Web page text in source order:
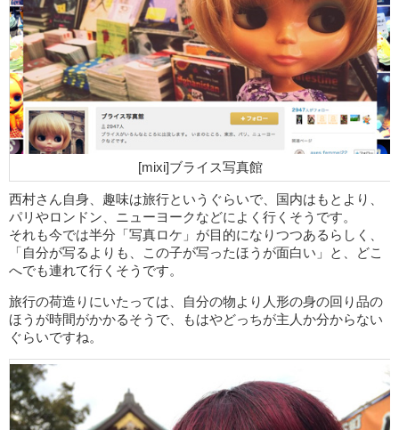
[mixi]ブライス写真館
西村さん自身、趣味は旅行というぐらいで、国内はもとより、
パリやロンドン、ニューヨークなどによく行くそうです。
それも今では半分「写真ロケ」が目的になりつつあるらしく、
「自分が写るよりも、この子が写ったほうが面白い」と、どこ
へでも連れて行くそうです。
旅行の荷造りにいたっては、自分の物より人形の身の回り品の
ほうが時間がかかるそうで、もはやどっちが主人か分からない
ぐらいですね。